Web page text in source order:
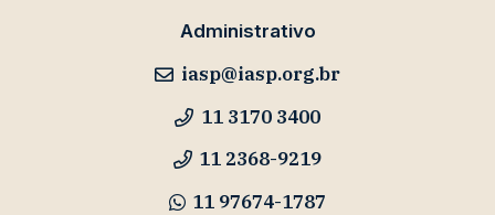
Administrativo
iasp@iasp.org.br
11 3170 3400
11 2368-9219
11 97674-1787